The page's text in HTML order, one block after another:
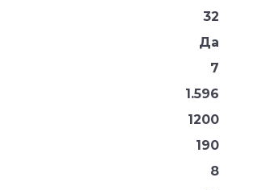
32
Да
7
1.596
1200
190
8